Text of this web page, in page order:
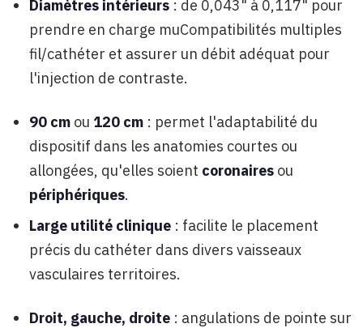
Diamètres intérieurs : de 0,043" à 0,117" pour
prendre en charge muCompatibilités multiples
fil/cathéter et assurer un débit adéquat pour
l'injection de contraste.
90 cm ou 120 cm : permet l'adaptabilité du
dispositif dans les anatomies courtes ou
allongées, qu'elles soient coronaires ou
périphériques.
Large utilité clinique : facilite le placement
précis du cathéter dans divers vaisseaux
vasculaires territoires.
Droit, gauche, droite : angulations de pointe sur